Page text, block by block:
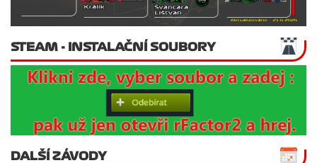
STEAM - INSTALAČNÍ SOUBORY
DALŠÍ ZÁVODY